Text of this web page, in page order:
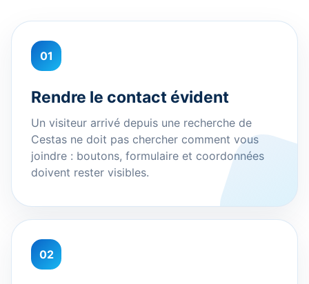
01
Rendre le contact évident
Un visiteur arrivé depuis une recherche de
Cestas ne doit pas chercher comment vous
joindre : boutons, formulaire et coordonnées
doivent rester visibles.
02